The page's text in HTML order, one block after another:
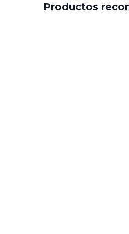
Productos